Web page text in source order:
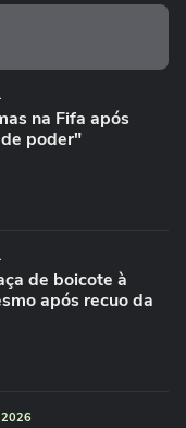
na Fifa após
poder"
de boicote à
após recuo da
2026